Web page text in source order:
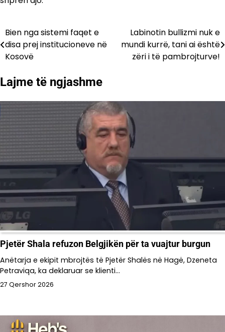
Lëvizje
te
Bien nga sistemi faqet e
disa prej institucioneve në
Kosovë
Labinotin bullizmi nuk e
mundi kurrë, tani ai është
zëri i të pambrojturve!
Lajme të ngjashme
Pjetër Shala refuzon Belgjikën për ta vuajtur burgun
Anëtarja e ekipit mbrojtës të Pjetër Shalës në Hagë, Dzeneta
Petraviqa, ka deklaruar se klienti…
27 Qershor 2026